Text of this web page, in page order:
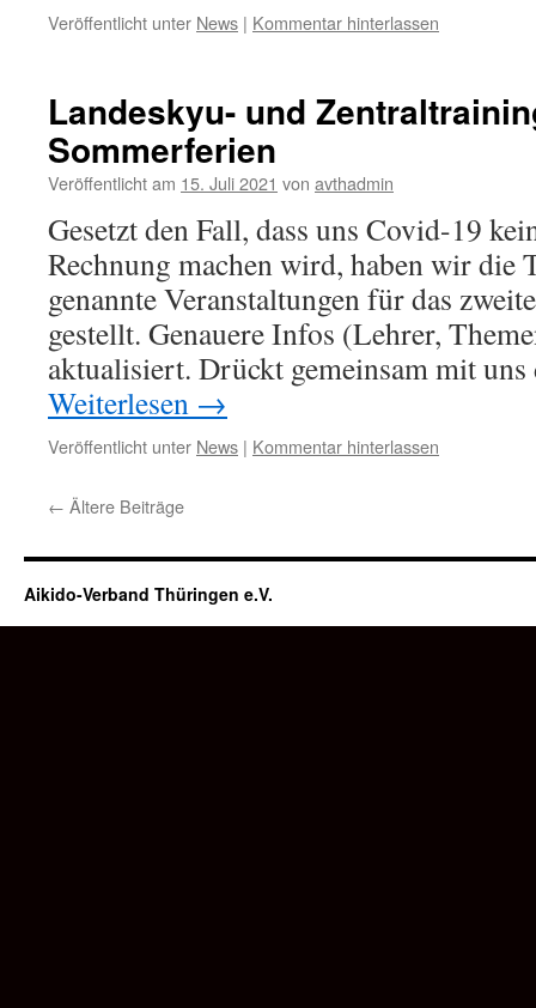
Veröffentlicht unter News | Kommentar hinterlassen
Landeskyu- und
Sommerferien
Veröffentlicht am 15. Juli 2021 von avthadmin
Gesetzt den Fall, dass uns Covid-19
Rechnung machen wird, haben wir die
genannte Veranstaltungen für das
gestellt. Genauere Infos (Lehrer,
aktualisiert. Drückt gemeinsam mit
Weiterlesen →
Veröffentlicht unter News | Kommentar hinterlassen
← Ältere Beiträge
Aikido-Verband Thüringen e.V.